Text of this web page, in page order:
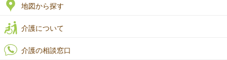
地図から探す
介護について
介護の相談窓口